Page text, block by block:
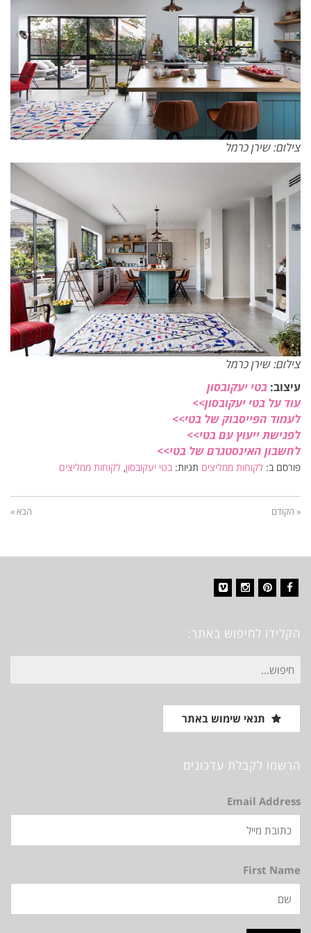
צילום: שירן כרמל
צילום: שירן כרמל
עיצוב: בטי יעקובסון
עוד על בטי יעקובסון>>
לעמוד הפייסבוק של בטי>>
לפגישת ייעוץ עם בטי>>
לחשבון האינסטגרם של בטי>>
פורסם ב: לקוחות ממליצים תגיות: בטי יעקובסון, לקוחות ממליצים
« הקודם הבא »
הקלידו לחיפוש באתר:
חיפוש
עבור:
תנאי שימוש באתר
הרשמו לקבלת עדכונים
Email Address
First Name